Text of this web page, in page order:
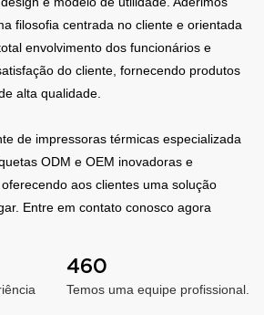
filosofia centrada no cliente e orientada
envolvimento dos funcionários e
do cliente, fornecendo produtos
alta qualidade.
de impressoras térmicas especializada
ODM e OEM inovadoras e
aos clientes uma solução
Entre em contato conosco agora
460
Temos uma equipe profissional.